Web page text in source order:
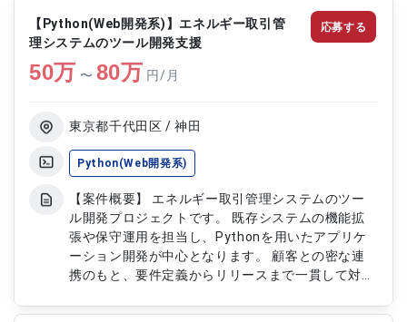
チャ設計から、セキュリティ設計、監視設計、運用
設計までを一貫して対応し、拡張性と可用性を考慮
したクラウド基盤を構築します。 【作業内容】 ・
AWSサーバーレスアーキテクチャの設計構築 ・
PythonによるAWSLambda関数開発 ・
を用いた音声ファイル変換処理実装 ・
S3DynamoDBSNS等の各種AWSサービス設定 ・
CloudWatchによるログ監視設計 ・
CloudTrailConfigSecurityHub等を用いたセキュリ
ティ監査対応 ・要件定義書構成設計書などのドキ
ュメント作成 ・負荷性能テスト実施 ・運用設計お
よび保守手順書作成
【Python(Web開発系)】エネルギー取引管
理システムのツール開発支援
50万 〜 80万 円/月
東京都千代田区 / 神田
Python(Web開発系)
【案件概要】 エネルギー取引管理システムのツー
ル開発プロジェクトです。 既存システムの機能拡
張や保守運用を担当し、Pythonを用いたアプリケ
ーション開発が中心となります。 顧客との密な連
携のもと、要件定義からリリースまで一貫して対応
なコミュニケーションや問題解決力が求められま
応募する